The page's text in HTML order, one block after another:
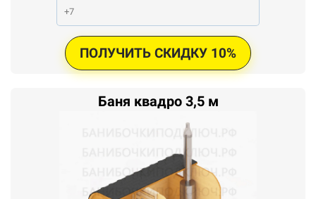
ПОЛУЧИТЬ СКИДКУ 10%
Баня квадро 3,5 м